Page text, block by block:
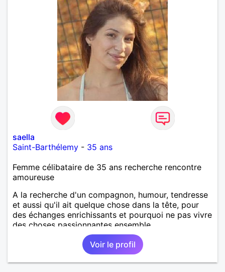
saella
Saint-Barthélemy - 35 ans
Femme célibataire de 35 ans recherche rencontre
amoureuse
A la recherche d'un compagnon, humour, tendresse
et aussi qu'il ait quelque chose dans la tête, pour
des échanges enrichissants et pourquoi ne pas vivre
des choses passionnantes ensemble...
Voir le profil